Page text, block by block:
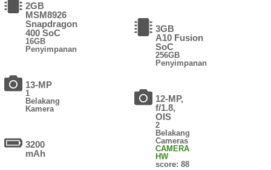
2GB
MSM8926
Snapdragon
400 SoC
16GB
Penyimpanan
13-MP
1
Belakang
Kamera
3200
mAh
3GB
A10 Fusion
SoC
256GB
Penyimpanan
12-MP,
f/1.8,
OIS
2
Belakang
Cameras
CAMERA
HW
score: 88